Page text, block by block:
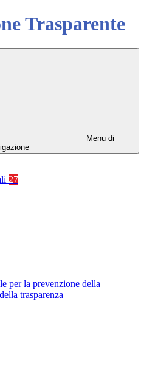
Trasparente
Menu di
27
per la prevenzione della
trasparenza